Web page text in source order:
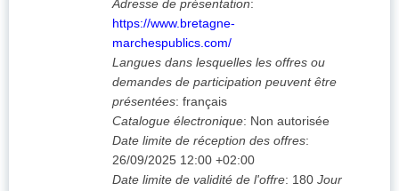
Adresse de présentation:
https://www.bretagne-
marchespublics.com/
Langues dans lesquelles les offres ou
demandes de participation peuvent être
présentées: français
Catalogue électronique: Non autorisée
Date limite de réception des offres:
26/09/2025 12:00 +02:00
Date limite de validité de l'offre: 180 Jour